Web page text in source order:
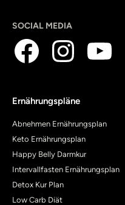
SOCIAL MEDIA
Ernährungspläne
Abnehmen Ernährungsplan
Keto Ernährungsplan
Happy Belly Darmkur
Intervallfasten Ernährungsplan
Detox Kur Plan
Low Carb Diät